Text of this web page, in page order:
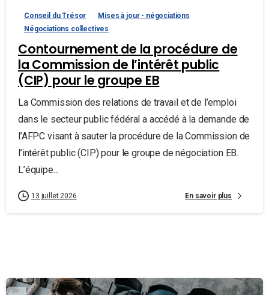
Conseil du Trésor
Mises à jour - négociations
Négociations collectives
Contournement de la procédure de
la Commission de l’intérêt public
(CIP) pour le groupe EB
La Commission des relations de travail et de l’emploi
dans le secteur public fédéral a accédé à la demande de
l’AFPC visant à sauter la procédure de la Commission de
l’intérêt public (CIP) pour le groupe de négociation EB.
L’équipe...
13 juillet 2026 En savoir plus